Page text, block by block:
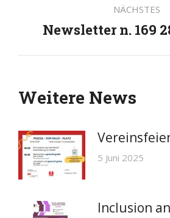
NÄCHSTES
Newsletter n. 169
Weitere News
5 Juni 2025
Inclusion